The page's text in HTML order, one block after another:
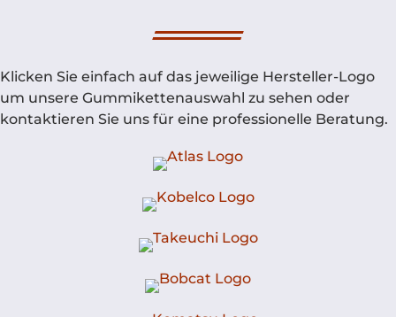
Klicken Sie einfach auf das jeweilige Hersteller-Logo
um unsere Gummikettenauswahl zu sehen oder
kontaktieren Sie uns für eine professionelle Beratung.